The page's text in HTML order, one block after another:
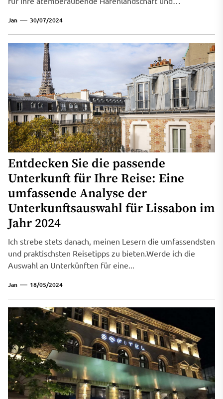
Jan 30/07/2024
Entdecken Sie die passende
Unterkunft für Ihre Reise: Eine
umfassende Analyse der
Unterkunftsauswahl für Lissabon im
Jahr 2024
Ich strebe stets danach, meinen Lesern die umfassendsten
und praktischsten Reisetipps zu bieten.Werde ich die
Auswahl an Unterkünften für eine...
Jan 18/05/2024